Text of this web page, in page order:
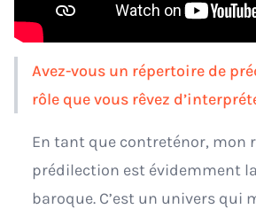
Avez-vous un répertoire de
rôle que vous rêvez
En tant que contreténor, mon
prédilection est évidemment
baroque. C’est un univers qui